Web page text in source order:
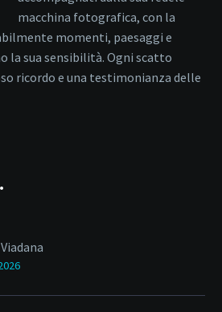
macchina fotografica, con la
momenti, paesaggi e
la sua sensibilità. Ogni scatto
ricordo e una testimonianza delle